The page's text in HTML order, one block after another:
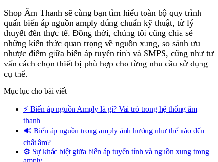
Shop Âm Thanh sẽ cùng bạn tìm hiểu toàn bộ quy trình
quấn biến áp nguồn amply đúng chuẩn kỹ thuật, từ lý
thuyết đến thực tế. Đồng thời, chúng tôi cũng chia sẻ
những kiến thức quan trọng về nguồn xung, so sánh ưu
nhược điểm giữa biến áp tuyến tính và SMPS, cũng như tư
vấn cách chọn thiết bị phù hợp cho từng nhu cầu sử dụng
cụ thể.
Mục lục cho bài viết
⚡ Biến áp nguồn Amply là gì? Vai trò trong hệ thống âm
thanh
🔊 Biến áp nguồn trong amply ảnh hưởng như thế nào đến
chất âm?
⚙️ Sự khác biệt giữa biến áp tuyến tính và nguồn xung trong
amply